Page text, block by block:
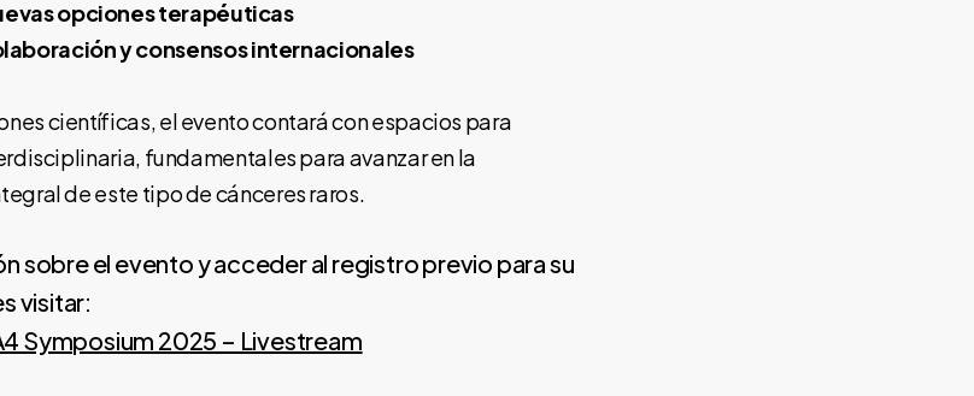
opciones terapéuticas
y consensos internacionales
científicas, el evento contará con espacios para
fundamentales para avanzar en la
de este tipo de cánceres raros.
sobre el evento y acceder al registro previo para su
visitar:
Symposium 2025 – Livestream